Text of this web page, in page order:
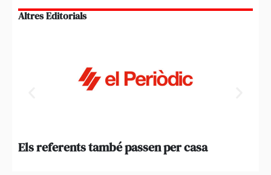
Altres Editorials
Els referents també passen per casa